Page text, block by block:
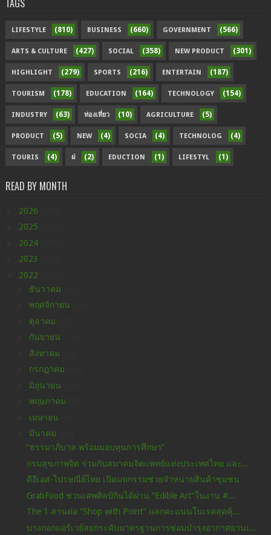
TAGS
LIFESTYLE (810) BUSINESS (660) GOVERNMENT (566)
ARTS & CULTURE (427) SOCIAL (358) NEW PRODUCT (301)
HIGHLIGHT (279) SPORTS (216) ENTERTAIN (187)
TOURISM (178) EDUCATION (164) TECHNOLOGY (154)
INDUSTRY (63) ท่องเที่ยว (10) AGRICULTURE (5)
PRODUCT (5) NEW (4) SOCIA (4) TECHNOLOG (4)
TOURIS (4) ฝ (2) EDUCTION (1) LIFESTYL (1)
READ BY MONTH
2026
2025
2024
2023
2022
ธันวาคม
พฤศจิกายน
ตุลาคม
กันยายน
สิงหาคม
กรกฎาคม
มิถุนายน
พฤษภาคม
เมษายน
มีนาคม
“ธรรมาภิบาล พร้อมมอบทุนการศึกษา”
กรมสุขภาพจิต ร่วมกับสมาคมจิตแพทย์แห่งประเทศไทย และ...
ดีอีเอส-ไปรษณีย์ไทย เปิดมหกรรมช่วยจำหน่ายสินค้าชุมชน
GrabFood ชวนเสพศิลป์กินได้ผ่าน “Edible Art”ในงาน #...
The 1 สานต่อ “Shop with Point” แลกคะแนนในเรตสุดคุ้...
บางกอกแอร์เวย์สยกระดับมาตรฐานการซ่อมบำรุงอากาศยานเ...